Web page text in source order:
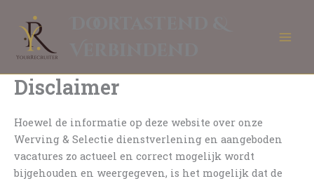
naar
inhoud
Disclaimer
Hoewel de informatie op deze website over onze
Werving & Selectie dienstverlening en aangeboden
vacatures zo actueel en correct mogelijk wordt
bijgehouden en weergegeven, is het mogelijk dat de